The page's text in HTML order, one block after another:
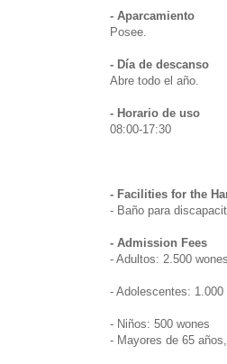
- Aparcamiento
Posee.
- Día de descanso
Abre todo el año.
- Horario de uso
08:00-17:30
- Facilities for the
- Baño para
- Admission Fees
- Adultos: 2.500 wones
- Adolescentes: 1.000
- Niños: 500 wones
- Mayores de 65